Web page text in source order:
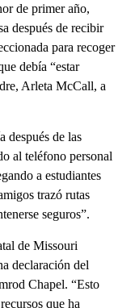
de primer año,
después de recibir
para recoger
debía “estar
Arleta McCall, a
después de las
al teléfono personal
a estudiantes
trazó rutas
seguros”.
de Missouri
declaración del
Chapel. “Esto
que ha